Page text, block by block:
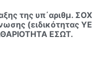
της υπ΄αριθμ. ΣΟΧ
(ειδικότητας ΥΕ
ΕΣΩΤ.